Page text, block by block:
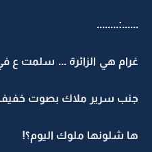
......:........
غرام هي الزائرة ... سلمت ع
جنب سرير ملاك بصوت
ها شلونها ملوك اليوم؟!